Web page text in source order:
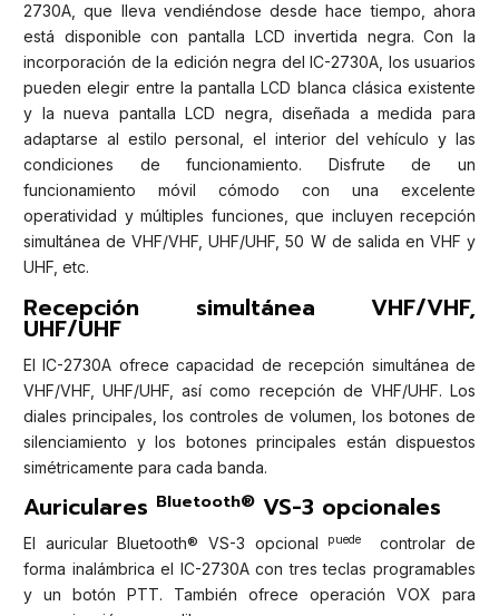
2730A, que lleva vendiéndose desde hace tiempo, ahora
está disponible con pantalla LCD invertida negra. Con la
incorporación de la edición negra del IC-2730A, los usuarios
pueden elegir entre la pantalla LCD blanca clásica existente
y la nueva pantalla LCD negra, diseñada a medida para
adaptarse al estilo personal, el interior del vehículo y las
condiciones de funcionamiento. Disfrute de un
funcionamiento móvil cómodo con una excelente
operatividad y múltiples funciones, que incluyen recepción
simultánea de VHF/VHF, UHF/UHF, 50 W de salida en VHF y
UHF, etc.
Recepción simultánea VHF/VHF,
UHF/UHF
El IC-2730A ofrece capacidad de recepción simultánea de
VHF/VHF, UHF/UHF, así como recepción de VHF/UHF. Los
diales principales, los controles de volumen, los botones de
silenciamiento y los botones principales están dispuestos
simétricamente para cada banda.
Auriculares Bluetooth® VS-3 opcionales
El auricular Bluetooth® VS-3 opcional puede
controlar de
forma inalámbrica el IC-2730A con tres teclas programables
y un botón PTT. También ofrece operación VOX para